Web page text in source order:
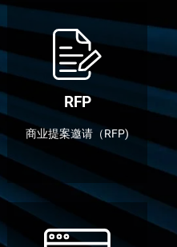
RFP
商业提案邀请（RFP)